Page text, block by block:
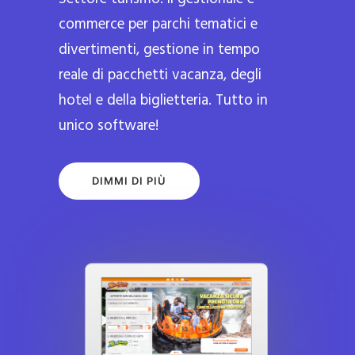
commerce per parchi tematici e
divertimenti, gestione in tempo
reale di pacchetti vacanza, degli
hotel e della biglietteria. Tutto in
unico software!
DIMMI DI PIÙ